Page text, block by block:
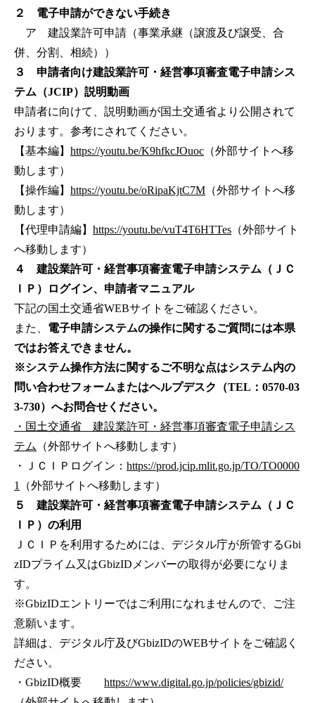
２ 電子申請ができない手続き
ア 建設業許可申請（事業承継（譲渡及び譲受、合
併、分割、相続））
３ 申請者向け建設業許可・経営事項審査電子申請シス
テム（JCIP）説明動画
申請者に向けて、説明動画が国土交通省より公開されて
おります。参考にされてください。
【基本編】 https://youtu.be/K9hfkcJOuoc （外部サイトへ移
動します）
【操作編】 https://youtu.be/oRipaKjtC7M （外部サイトへ移
動します）
【代理申請編】 https://youtu.be/vuT4T6HTTes （外部サイト
へ移動します）
４ 建設業許可・経営事項審査電子申請システム（ＪＣ
ＩＰ）ログイン、申請者マニュアル
下記の国土交通省WEBサイトをご確認ください。
また、 電子申請システムの操作に関するご質問には本県
ではお答えできません。
※システム操作方法に関するご不明な点はシステム内の
問い合わせフォームまたはヘルプデスク（TEL：0570-03
3-730）へお問合せください。
・国土交通省 建設業許可・経営事項審査電子申請シス
テム
（外部サイトへ移動します）
・ＪＣＩＰログイン： https://prod.jcip.mlit.go.jp/TO/TO0000
1
（外部サイトへ移動します）
５ 建設業許可・経営事項審査電子申請システム（ＪＣ
ＩＰ）の利用
ＪＣＩＰを利用するためには、デジタル庁が所管するGbi
zIDプライム又はGbizIDメンバーの取得が必要になりま
す。
※GbizIDエントリーではご利用になれませんので、ご注
意願います。
詳細は、デジタル庁及びGbizIDのWEBサイトをご確認く
ださい。
・GbizID概要 https://www.digital.go.jp/policies/gbizid/